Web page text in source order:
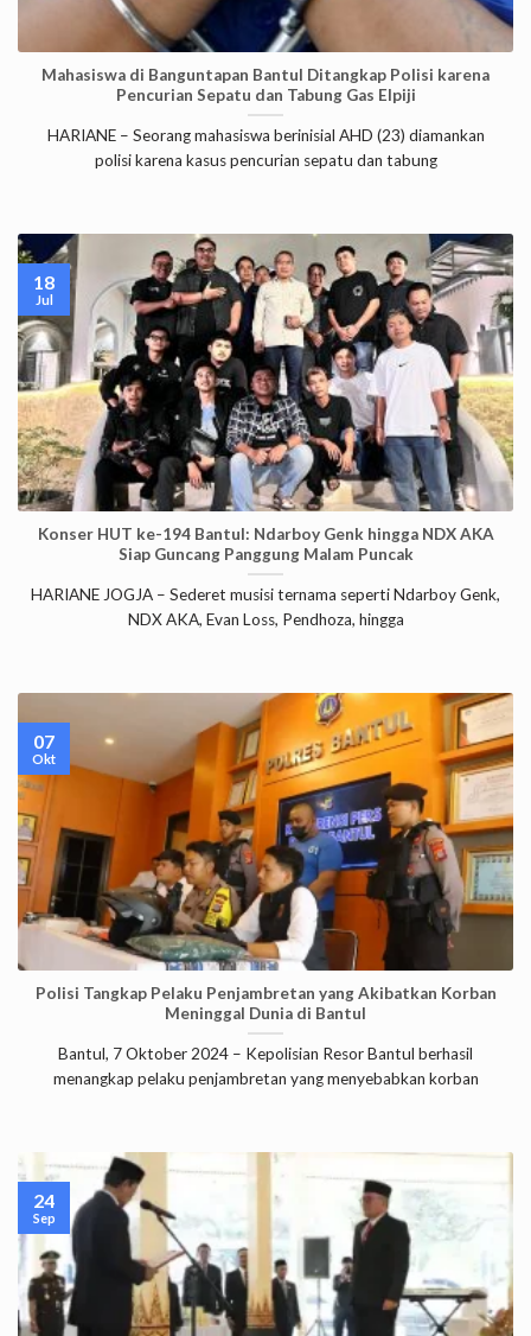
Mahasiswa di Banguntapan Bantul Ditangkap Polisi karena
Pencurian Sepatu dan Tabung Gas Elpiji
HARIANE – Seorang mahasiswa berinisial AHD (23) diamankan
polisi karena kasus pencurian sepatu dan tabung
Konser HUT ke-194 Bantul: Ndarboy Genk hingga NDX AKA
Siap Guncang Panggung Malam Puncak
HARIANE JOGJA – Sederet musisi ternama seperti Ndarboy Genk,
NDX AKA, Evan Loss, Pendhoza, hingga
18
Jul
Polisi Tangkap Pelaku Penjambretan yang Akibatkan Korban
Meninggal Dunia di Bantul
Bantul, 7 Oktober 2024 – Kepolisian Resor Bantul berhasil
menangkap pelaku penjambretan yang menyebabkan korban
07
Okt
24
Sep